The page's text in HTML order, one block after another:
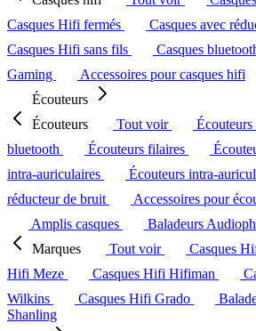
Casques Hifi fermés
Casques avec
Casques Hifi sans fils
Casques
Gaming
Accessoires pour casques hifi
Écouteurs
Écouteurs
Tout voir Écouteurs
bluetooth
Écouteurs filaires
intra-auriculaires
Écouteurs intra-
réducteur de bruit
Accessoires pour
Amplis casques
Baladeurs
Marques
Tout voir Casques
Hifi Meze
Casques Hifi Hifiman
Wilkins
Casques Hifi Grado
Shanling